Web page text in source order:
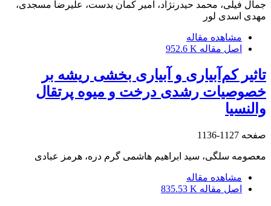
جمال فیلی، محمد حیدرنژاد، امیر کمان بدست، علیرضا مسجدی،
مهدی اسدی لور
مشاهده مقاله
اصل مقاله 952.6 K
تاثیر کم‌آبیاری و آبیاری بخشی ریشه بر
خصوصیات رشدی درخت و میوه پرتقال
والنسیا
صفحه 1127-1136
معصومه سلگی، سید ابراهیم هاشمی گرم دره، هرمز عبادی
مشاهده مقاله
اصل مقاله 835.53 K